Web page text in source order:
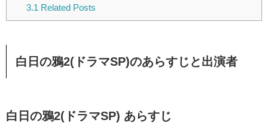
3.1 Related Posts
白日の鴉2(ドラマSP)のあらすじと出演者
白日の鴉2(ドラマSP) あらすじ